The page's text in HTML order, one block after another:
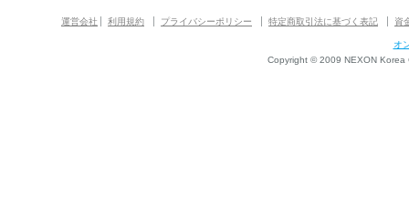
運営会社 利用規約 プライバシーポリシー 特定商取引法に基づく表記 資
オ
Copyright © 2009 NEXON Korea